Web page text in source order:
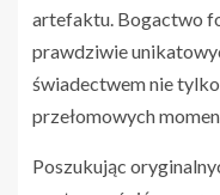
artefaktu. Bogactwo
prawdziwie
świadectwem nie
przełomowych
Poszukując